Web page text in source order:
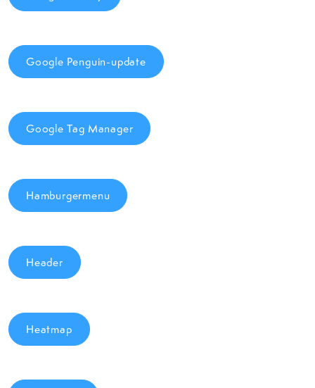
Google Penguin-update
Google Tag Manager
Hamburgermenu
Header
Heatmap